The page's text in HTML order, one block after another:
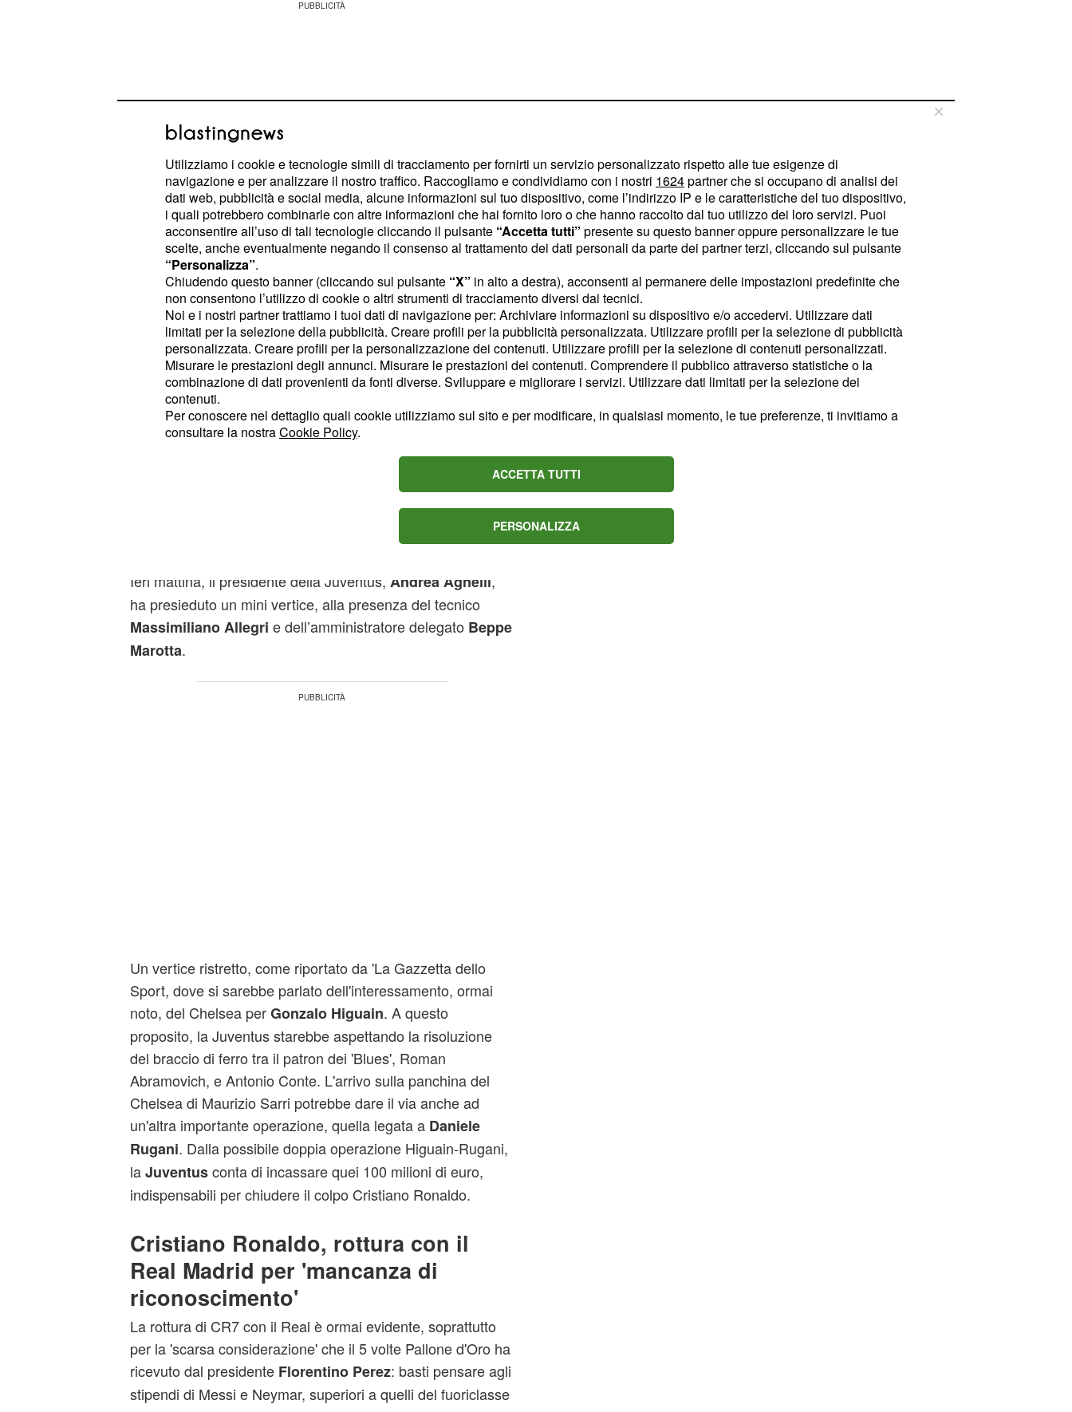
'Marca' annuncia l'accordo verbale
di CR7 con il presidente della
Juventus, Agnelli
Sebbene il Real continui ad insistere che la clausola
rescissoria per CR7 è pari a un miliardo di euro, tale
clausola sarebbe stata rimossa lo scorso mese di gennaio.
Al momento la situazione è questa:la
Cristiano Ronaldo,
fuoriclasse portoghese in virtù di un prezzo concordato pari
a 100 milioni di euro e con un contratto di 30 milioni di euro
Ieri mattina, il presidente della Juventus, Andrea Agnelli,
ha presieduto un mini vertice, alla presenza del tecnico
Massimiliano Allegri e dell’amministratore delegato Beppe
Marotta.
Un vertice ristretto, come riportato da 'La Gazzetta dello
Sport, dove si sarebbe parlato dell'interessamento, ormai
noto, del Chelsea perGonzalo Higuain. A questo
proposito, la Juventus starebbe aspettando la risoluzione
del braccio di ferro tra il patron dei 'Blues', Roman
Abramovich, e Antonio Conte. L'arrivo sulla panchina del
Chelsea di Maurizio Sarri potrebbe dare il via anche ad
un'altra importante operazione, quella legata a Daniele
Rugani. Dalla possibile doppia operazione Higuain-Rugani,
laJuventusconta di incassare quei 100 milioni di euro,
indispensabili per chiudere il colpo Cristiano Ronaldo.
Cristiano Ronaldo, rottura con il
Real Madrid per 'mancanza di
riconoscimento'
La rottura di CR7 con il Real è ormai evidente, soprattutto
per la 'scarsa considerazione' che il 5 volte Pallone d'Oro ha
ricevuto dal presidente Florentino Perez: basti pensare agli
stipendi di Messi e Neymar, superiori a quelli del fuoriclasse
Utilizziamo i cookie e tecnologie simili di tracciamento per fornirti un servizio personalizzato rispetto alle tue esigenze di
navigazione e per analizzare il nostro traffico. Raccogliamo e condividiamo con i nostri 1624partner che si occupano di analisi dei
dati web, pubblicità e social media, alcune informazioni sul tuo dispositivo, come l’indirizzo IP e le caratteristiche del tuo dispositivo,
i quali potrebbero combinarle con altre informazioni che hai fornito loro o che hanno raccolto dal tuo utilizzo dei loro servizi. Puoi
acconsentire all’uso di tali tecnologie cliccando il pulsante “Accetta tutti” presente su questo banner oppure personalizzare le tue
scelte, anche eventualmente negando il consenso al trattamento dei dati personali da parte dei partner terzi, cliccando sul pulsante
“Personalizza”.
Chiudendo questo banner (cliccando sul pulsante “X” in alto a destra), acconsenti al permanere delle impostazioni predefinite che
non consentono l’utilizzo di cookie o altri strumenti di tracciamento diversi dai tecnici.
Noi e i nostri partner trattiamo i tuoi dati di navigazione per: Archiviare informazioni su dispositivo e/o accedervi. Utilizzare dati
limitati per la selezione della pubblicità. Creare profili per la pubblicità personalizzata. Utilizzare profili per la selezione di pubblicità
personalizzata. Creare profili per la personalizzazione dei contenuti. Utilizzare profili per la selezione di contenuti personalizzati.
Misurare le prestazioni degli annunci. Misurare le prestazioni dei contenuti. Comprendere il pubblico attraverso statistiche o la
combinazione di dati provenienti da fonti diverse. Sviluppare e migliorare i servizi. Utilizzare dati limitati per la selezione dei
contenuti.
Per conoscere nel dettaglio quali cookie utilizziamo sul sito e per modificare, in qualsiasi momento, le tue preferenze, ti invitiamo a
consultare la nostraCookie Policy.
ACCETTA TUTTI
PERSONALIZZA